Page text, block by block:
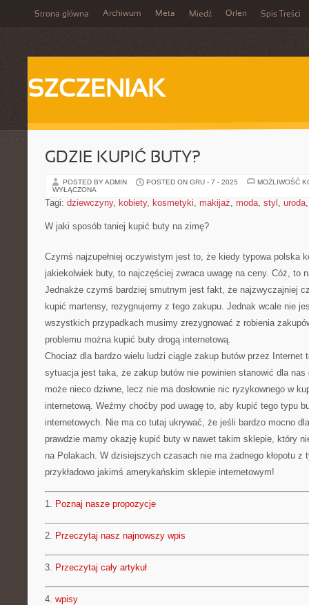
Strona główna Archiwum Meta Miedź Orlen Spis Treści
SZCZENIAK
GDZIE KUPIĆ BUTY?
POSTED BY ADMIN POSTED ON GRU - 7 - 2025
MOŻLIWOŚĆ
WYŁĄCZONA
Tagi: dziewczyny, kobiety, kosmetyki, makijaż, moda, styl , uroda
W jaki sposób taniej kupić buty na zimę?
Czymś najzupełniej oczywistym jest to, że kiedy typowa polska
jakiekolwiek buty, to najczęściej zwraca uwagę na ceny. Cóż, to
Jednakże czymś bardziej smutnym jest fakt, że najzwyczajniej
kupić martensy, rezygnujemy z tego zakupu. Jednak wcale nie
wszystkich przypadkach musimy zrezygnować z robienia
problemu można kupić buty drogą internetową.
Chociaż dla bardzo wielu ludzi ciągle zakup butów przez Internet
sytuacja jest taka, że zakup butów nie powinien stanowić dla nas
może nieco dziwne, lecz nie ma dosłownie nic ryzykownego w
internetową. Weźmy choćby pod uwagę to, aby kupić tego typu
internetowych. Nie ma co tutaj ukrywać, że jeśli bardzo mocno
prawdzie mamy okazję kupić buty w nawet takim sklepie, który
na Polakach. W dzisiejszych czasach nie ma żadnego kłopotu z
przykładowo jakimś amerykańskim sklepie internetowym!
1. Poznaj nasze propozycje
2. Przeczytaj nasz najnowszy wpis
3. Przeczytaj cały artykuł
4. wpisy